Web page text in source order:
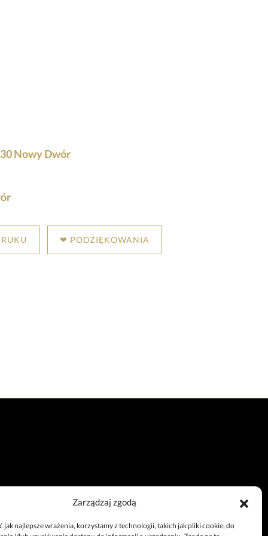
Zarządzaj zgodą
jak najlepsze wrażenia, korzystamy z technologii, takich jak pliki cookie, do
Nowy Dwór
❤ PODZIĘKOWANIA
Całodobowy telefon